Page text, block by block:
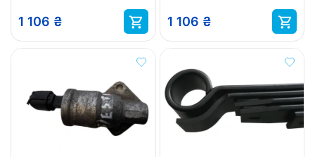
1 106 ₴ 1 106 ₴